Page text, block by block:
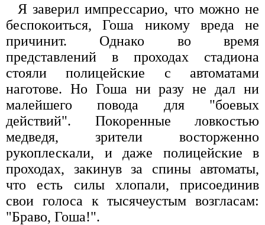
Я заверил импрессарио, что можно не
беспокоиться, Гоша никому вреда не
причинит. Однако во время
представлений в проходах стадиона
стояли полицейские с автоматами
наготове. Но Гоша ни разу не дал ни
малейшего повода для "боевых
действий". Покоренные ловкостью
медведя, зрители восторженно
рукоплескали, и даже полицейские в
проходах, закинув за спины автоматы,
что есть силы хлопали, присоединив
свои голоса к тысячеустым возгласам:
"Браво, Гоша!".